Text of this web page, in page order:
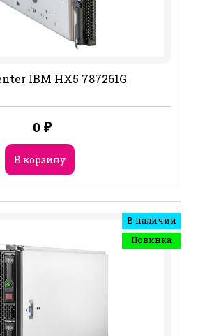
IBM HX5 787261G
0 ₽
В корзину
В наличии
Новинка